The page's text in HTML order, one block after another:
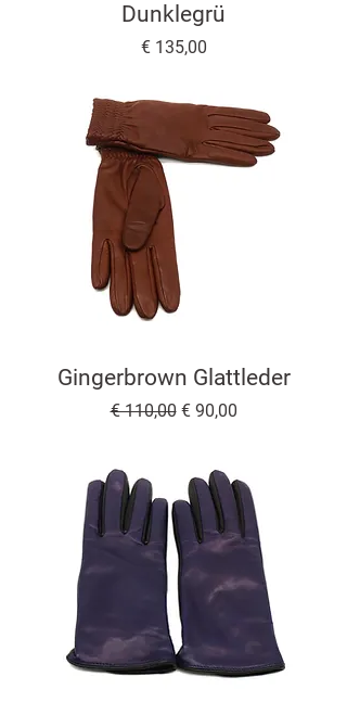
Dunklegrü
Preis
€ 135,00
Gingerbrown Glattleder
Standardpreis
€ 110,00 Sale-Preis
€ 90,00